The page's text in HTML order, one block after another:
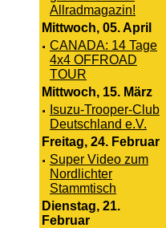
Allradmagazin!
Mittwoch, 05. April
· CANADA: 14 Tage
4x4 OFFROAD
TOUR
Mittwoch, 15. März
· Isuzu-Trooper-Club
Deutschland e.V.
Freitag, 24. Februar
· Super Video zum
Nordlichter
Stammtisch
Dienstag, 21.
Februar